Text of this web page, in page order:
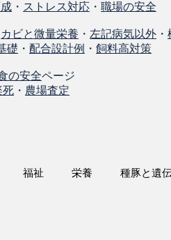
・ ストレス対応 ・ 職場の安全
カビと微量栄養 ・ 左記病気以外 ・
礎 ・ 配合設計例 ・ 飼料高対策
の安全ページ
死 ・ 農場査定
福祉 栄養 種豚と遺